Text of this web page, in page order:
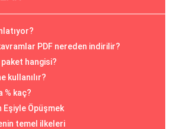
PDF nereden indirilir?
hangisi?
kullanılır?
% kaç?
Eşiyle Öpüşmek
temel ilkeleri